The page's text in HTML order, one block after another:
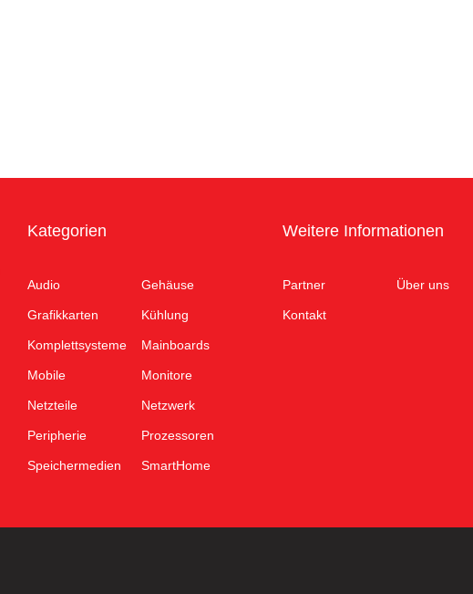
Kategorien
Audio Gehäuse
Grafikkarten Kühlung
Komplettsysteme Mainboards
Mobile Monitore
Netzteile Netzwerk
Peripherie Prozessoren
Speichermedien SmartHome
Weitere Informationen
Partner Über uns
Kontakt